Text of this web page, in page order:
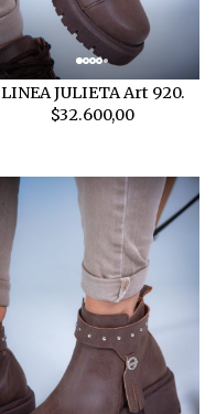
LINEA JULIETA Art 920.
$32.600,00